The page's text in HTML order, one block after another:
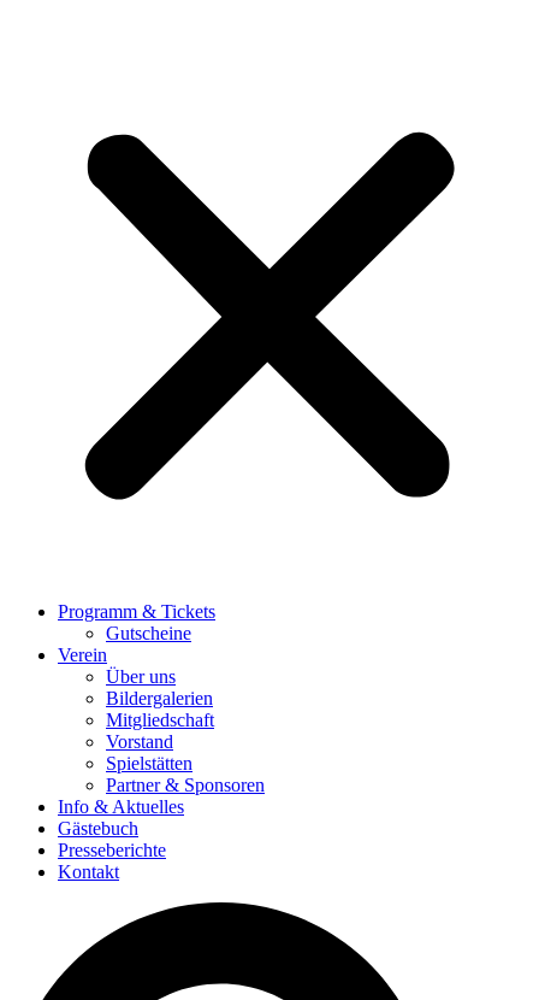
Programm & Tickets
Gutscheine
Verein
Über uns
Bildergalerien
Mitgliedschaft
Vorstand
Spielstätten
Partner & Sponsoren
Info & Aktuelles
Gästebuch
Presseberichte
Kontakt